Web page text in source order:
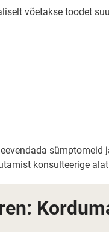
võetakse toodet
konsulteerige